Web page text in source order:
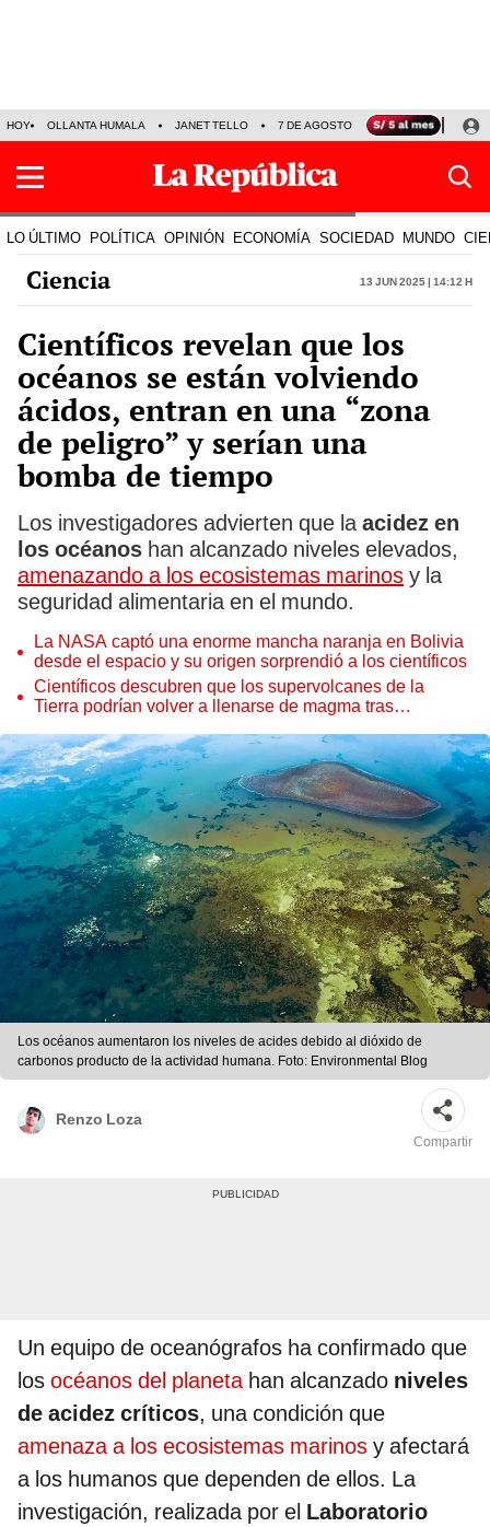
HOY OLLANTA HUMALA JANET TELLO 7 DE AGOSTO TINKA RESULTADOS
LO ÚLTIMO POLÍTICA OPINIÓN ECONOMÍA SOCIEDAD MUNDO
Ciencia 13 Jun 2025 | 14:12 h
Científicos revelan que los
océanos se están volviendo
ácidos, entran en una “zona
de peligro” y serían una
bomba de tiempo
Los investigadores advierten que la acidez en
los océanos han alcanzado niveles elevados,
amenazando a los ecosistemas marinos y la
seguridad alimentaria en el mundo.
La NASA captó una enorme mancha naranja en Bolivia
desde el espacio y su origen sorprendió a los científicos
Científicos descubren que los supervolcanes de la
Tierra podrían volver a llenarse de magma tras
Los océanos aumentaron los niveles de acides debido al dióxido de
carbonos producto de la actividad humana. Foto: Environmental Blog
Renzo Loza
Compartir
Un equipo de oceanógrafos ha confirmado que
los océanos del planetahan alcanzado niveles
de acidez críticos, una condición que
amenaza a los ecosistemas marinos y afectará
a los humanos que dependen de ellos. La
investigación, realizada por el Laboratorio